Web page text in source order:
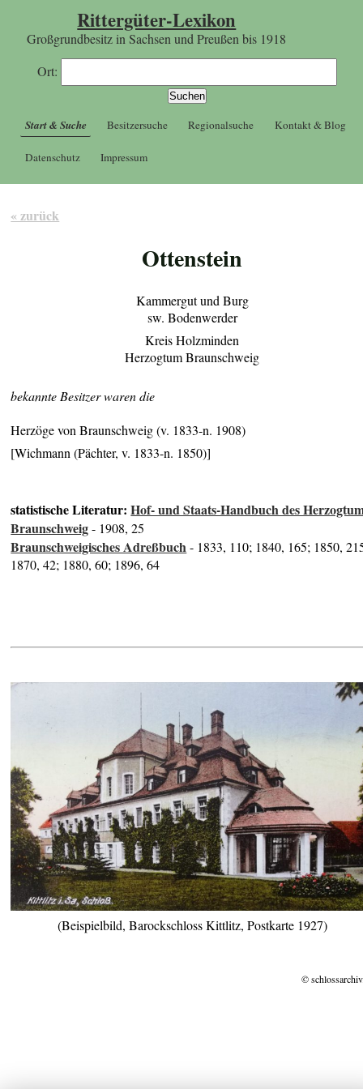
Rittergüter-Lexikon
Großgrundbesitz in Sachsen und Preußen bis 1918
Ort:
Start & Suche Besitzersuche Regionalsuche Kontakt & Blog
Datenschutz Impressum
« zurück
Ottenstein
Kammergut und Burg
sw. Bodenwerder
Kreis Holzminden
Herzogtum Braunschweig
bekannte Besitzer waren die
Herzöge von Braunschweig (v. 1833-n. 1908)
[Wichmann (Pächter, v. 1833-n. 1850)]
statistische Literatur:Hof- und Staats-Handbuch des
Braunschweig- 1908, 25
Braunschweigisches Adreßbuch- 1833, 110; 1840, 165; 1850,
1870, 42; 1880, 60; 1896, 64
(Beispielbild, Barockschloss Kittlitz, Postkarte 1927)
©